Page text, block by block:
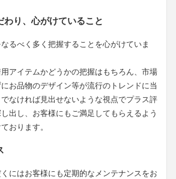
わり、心がけていること
るべく多く把握することを心がけていま
アイテムかどうかの把握はもちろん、市場
お品物のデザイン等が流行のトレンドに当
なければ見出せないような視点でプラス評
出し、お客様にもご満足してもらえるよう
おります。
にはお客様にも定期的なメンテナンスをお